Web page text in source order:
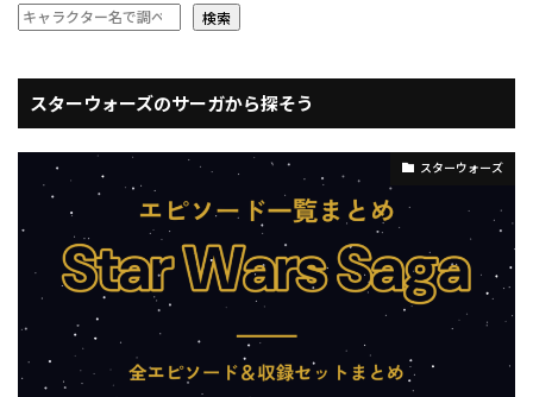
検索
スターウォーズのサーガから探そう
スターウォーズ